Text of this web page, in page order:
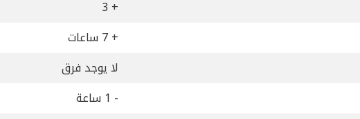
+ 3
+ 7 ساعات
لا يوجد فرق
- 1 ساعة